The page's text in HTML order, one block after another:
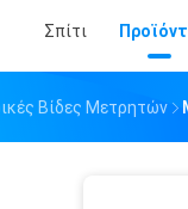
Σπίτι
Βίδες Μετρητών